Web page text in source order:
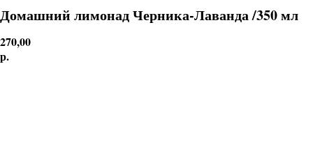
Домашний лимонад Черника-Лаванда /350 мл
270,00
р.